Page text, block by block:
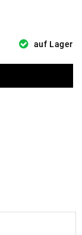
auf Lager